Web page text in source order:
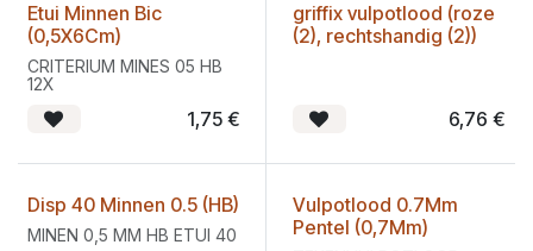
Etui Minnen Bic
(0,5X6Cm)
CRITERIUM MINES 05 HB
12X
1,75€
griffix vulpotlood (roze
(2), rechtshandig (2))
6,76 €
Disp 40 Minnen 0.5 (HB)
MINEN 0,5 MM HB ETUI 40
Vulpotlood 0.7Mm
Pentel (0,7Mm)